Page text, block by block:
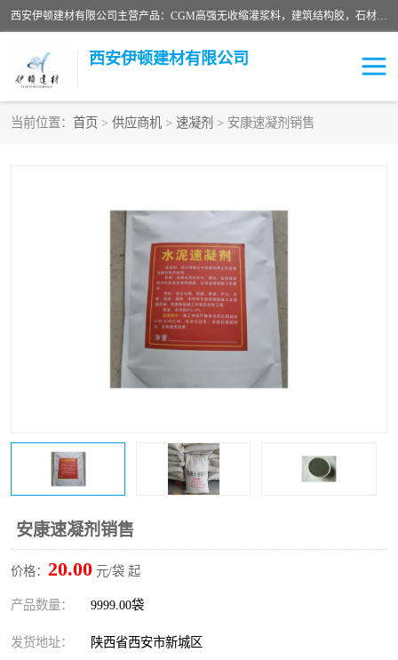
西安伊顿建材有限公司主营产品：CGM高强无收缩灌浆料，建筑结构胶，石材粘合剂，柔性防水材料，环氧修补砂浆等在各个行业得到了客户认可。
西安伊顿建材有限公司
当前位置： 首页 > 供应商机 > 速凝剂 > 安康速凝剂销售
安康速凝剂销售
价格： 20.00 元/袋 起
产品数量： 9999.00袋
发货地址： 陕西省西安市新城区
水泥路面修补材料
沥青冷补料
速凝剂
金刚砂
碳布胶 加固砂浆
融雪剂